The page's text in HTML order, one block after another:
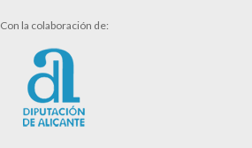
Con la colaboración de: